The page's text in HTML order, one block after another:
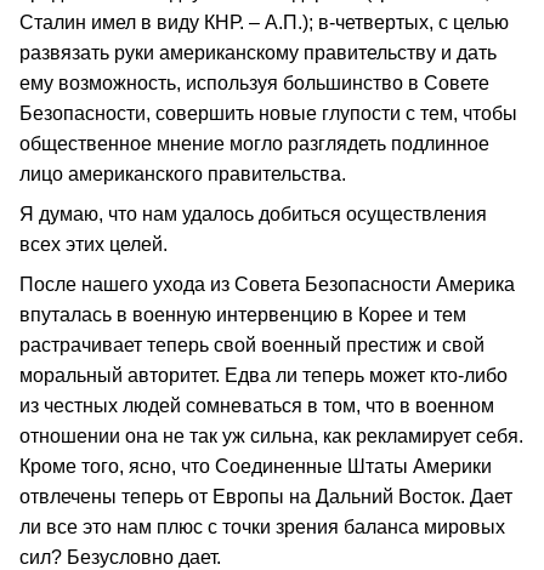
Сталин имел в виду КНР. – А.П.); в-четвертых, с целью
развязать руки американскому правительству и дать
ему возможность, используя большинство в Совете
Безопасности, совершить новые глупости с тем, чтобы
общественное мнение могло разглядеть подлинное
лицо американского правительства.
Я думаю, что нам удалось добиться осуществления
всех этих целей.
После нашего ухода из Совета Безопасности Америка
впуталась в военную интервенцию в Корее и тем
растрачивает теперь свой военный престиж и свой
моральный авторитет. Едва ли теперь может кто-либо
из честных людей сомневаться в том, что в военном
отношении она не так уж сильна, как рекламирует себя.
Кроме того, ясно, что Соединенные Штаты Америки
отвлечены теперь от Европы на Дальний Восток. Дает
ли все это нам плюс с точки зрения баланса мировых
сил? Безусловно дает.